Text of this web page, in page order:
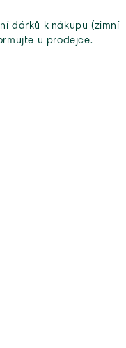
dárků k nákupu (zimní
u prodejce.